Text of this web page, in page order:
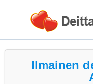
Ilmainen